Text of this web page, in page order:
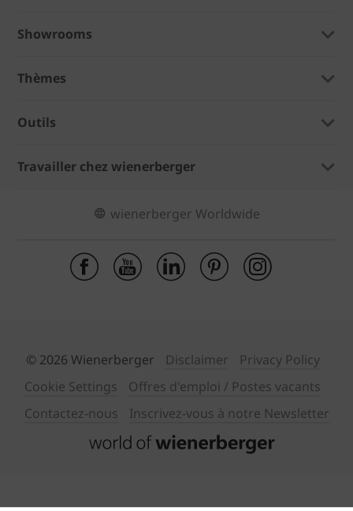
Showrooms
Thèmes
Outils
Travailler chez wienerberger
wienerberger Worldwide
© 2026 Wienerberger Disclaimer
Privacy Policy
Cookie Settings
Offres d'emploi / Postes vacants
Contactez-nous
Inscrivez-vous à notre Newsletter